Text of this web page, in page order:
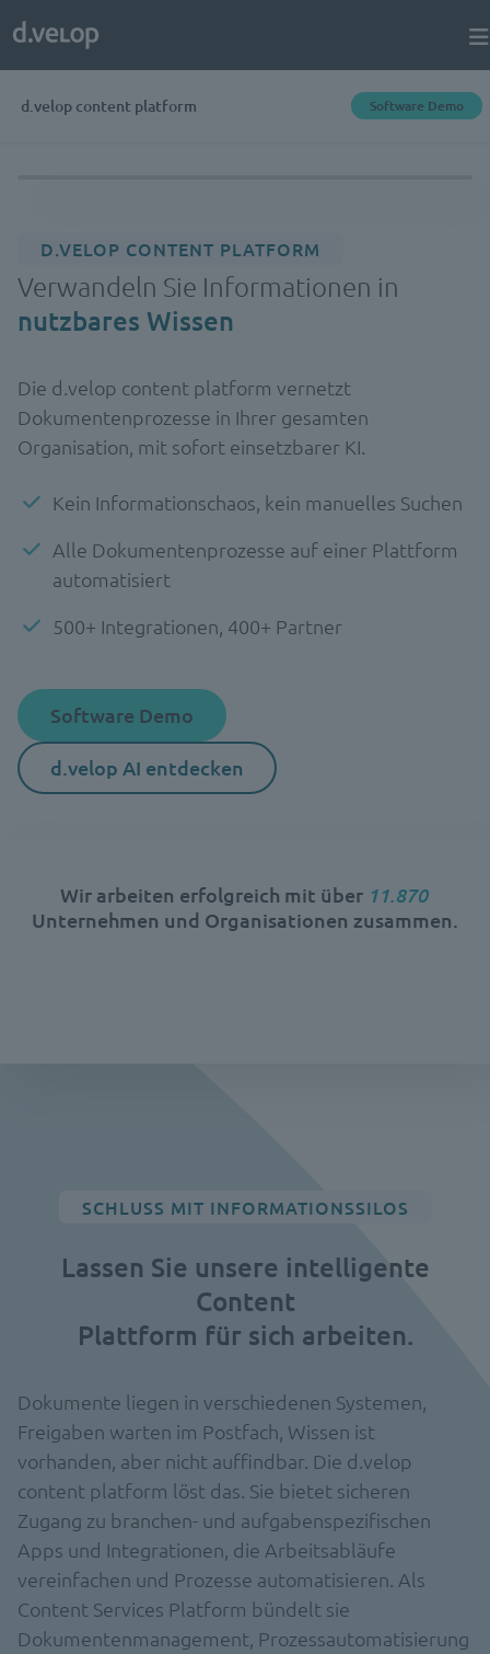
d.velop content platform Software Demo
D.VELOP CONTENT PLATFORM
Verwandeln Sie Informationen in
nutzbares Wissen
Die d.velop content platform vernetzt
Dokumentenprozesse in Ihrer gesamten
Organisation, mit sofort einsetzbarer KI.
Kein Informationschaos, kein manuelles Suchen
Alle Dokumentenprozesse auf einer Plattform
automatisiert
500+ Integrationen, 400+ Partner
Software Demo
d.velop AI entdecken
Wir arbeiten erfolgreich mit über 12.090
Unternehmen und Organisationen zusammen.
SCHLUSS MIT INFORMATIONSSILOS
Lassen Sie unsere intelligente
Content
Plattform für sich arbeiten.
Dokumente liegen in verschiedenen Systemen,
Freigaben warten im Postfach, Wissen ist
vorhanden, aber nicht auffindbar. Die d.velop
content platform löst das. Sie bietet sicheren
Zugang zu branchen- und aufgabenspezifischen
Apps und Integrationen, die Arbeitsabläufe
vereinfachen und Prozesse automatisieren. Als
Content Services Platform bündelt sie
Dokumentenmanagement, Prozessautomatisierung